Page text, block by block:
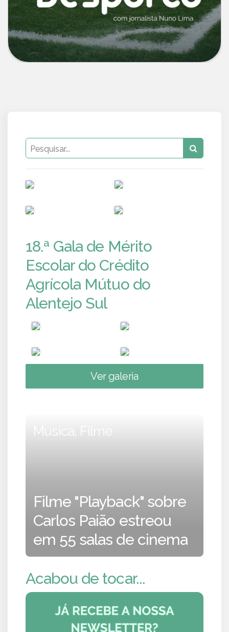
18.ª Gala de Mérito
Escolar do Crédito
Agrícola Mútuo do
Alentejo Sul
Ver galeria
Música, Filme
Filme "Playback" sobre
Carlos Paião estreou
em 55 salas de cinema
Acabou de tocar...